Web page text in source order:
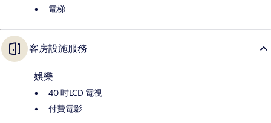
電梯
客房設施服務
娛樂
40 吋LCD 電視
付費電影